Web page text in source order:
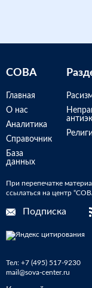
СОВА
Главная
О нас
Аналитика
Справочник
База
данных
При перепечатке
ссылаться на центр
Подписка
Тел: +7 (495) 517-9230
mail@sova-center.ru